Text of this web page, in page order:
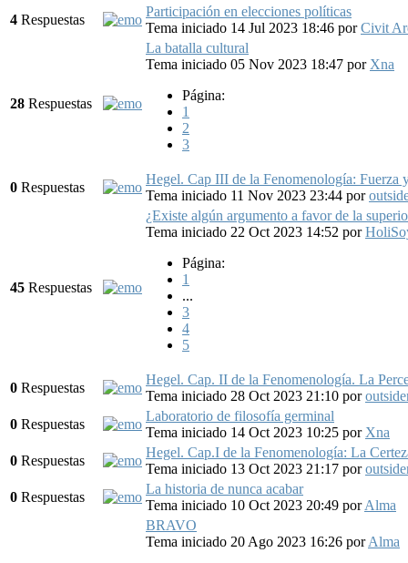
4 Respuestas
Participación en elecciones políticas
Tema iniciado 14 Jul 2023 18:46 porCivit
28 Respuestas
La batalla cultural
Tema iniciado 05 Nov 2023 18:47 por Xna
Página:
1
2
3
0 Respuestas
Hegel. Cap III de la Fenomenología: Fuerza
Tema iniciado 11 Nov 2023 23:44 por
45 Respuestas
¿Existe algún argumento a favor de la
Tema iniciado 22 Oct 2023 14:52 por
Página:
1
...
3
4
5
0 Respuestas
Hegel. Cap. II de la Fenomenología. La
Tema iniciado 28 Oct 2023 21:10 por
0 Respuestas
Laboratorio de filosofía germinal
Tema iniciado 14 Oct 2023 10:25 por Xna
0 Respuestas
Hegel. Cap.I de la Fenomenología: La
Tema iniciado 13 Oct 2023 21:17 por
0 Respuestas
La historia de nunca acabar
Tema iniciado 10 Oct 2023 20:49 porAlma
BRAVO
Tema iniciado 20 Ago 2023 16:26 porAlma